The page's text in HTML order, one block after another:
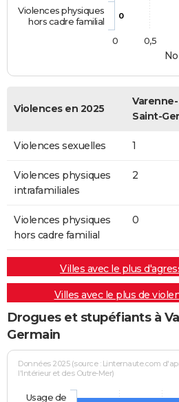
0
Violences physiques
hors cadre familial
0
0,5
Violences en 2025
Varenne-
Saint-
Violences sexuelles 1
Violences physiques
intrafamiliales
2
Violences physiques
hors cadre familial
0
Villes avec le plus
Villes avec le plus de
Drogues et stupéfiants à
Germain
Données 2025 (source : Linternaute.com
l'Intérieur et des Outre-Mer)
Usage de